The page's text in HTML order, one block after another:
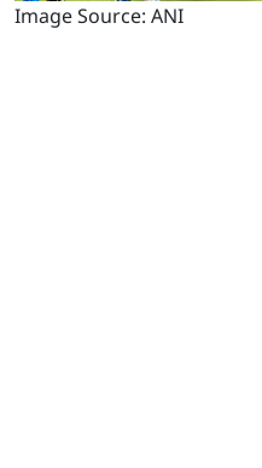
Image Source: ANI